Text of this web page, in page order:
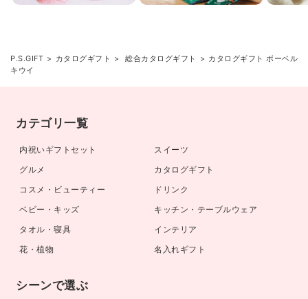
P.S.GIFT カタログギフト 総合カタログギフト
カタログギフト ボーベル
キウイ
カテゴリ一覧
内祝いギフトセット
スイーツ
グルメ
カタログギフト
コスメ・ビューティー
ドリンク
ベビー・キッズ
キッチン・テーブルウェア
タオル・寝具
インテリア
花・植物
名入れギフト
シーンで選ぶ